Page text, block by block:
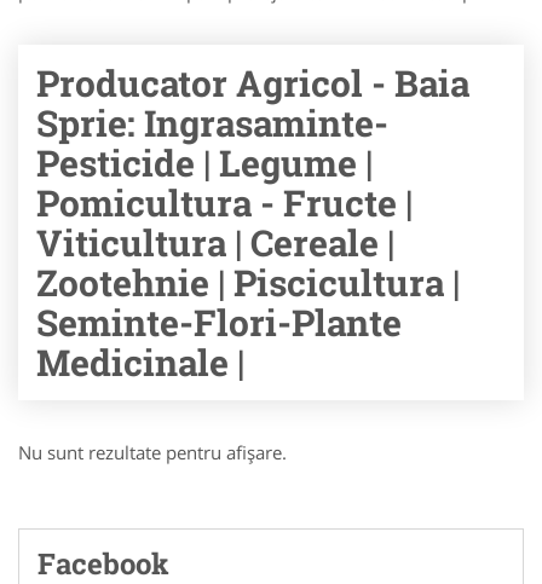
Producator Agricol - Baia
Sprie: Ingrasaminte-
Pesticide | Legume |
Pomicultura - Fructe |
Viticultura | Cereale |
Zootehnie | Piscicultura |
Seminte-Flori-Plante
Medicinale |
Nu sunt rezultate pentru afişare.
Facebook